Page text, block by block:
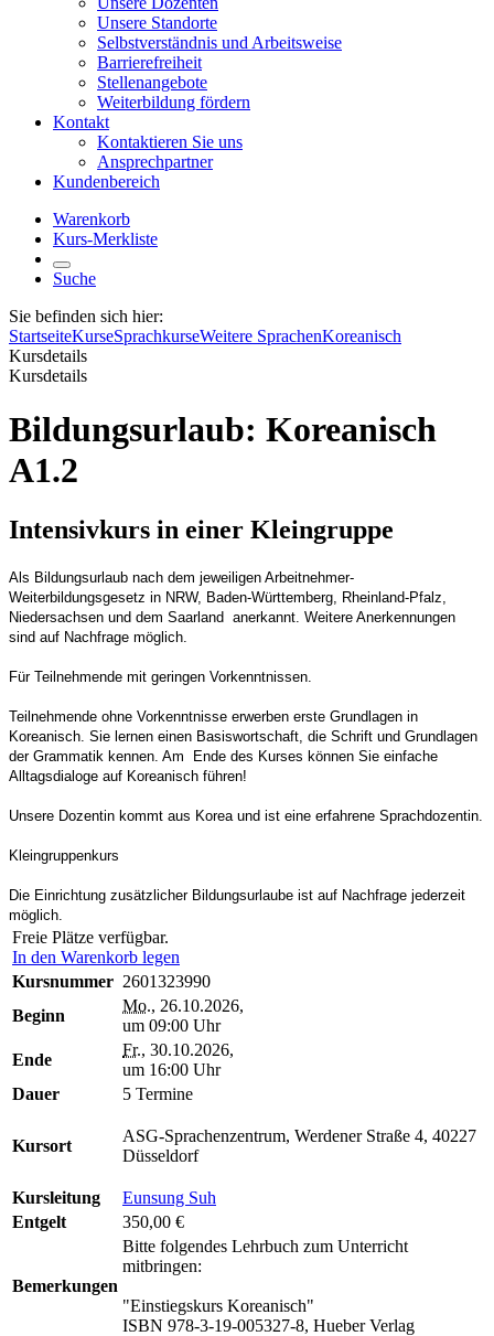
Unsere Standorte
Selbstverständnis und Arbeitsweise
Barrierefreiheit
Stellenangebote
Weiterbildung fördern
Kontakt
Kontaktieren Sie uns
Ansprechpartner
Kundenbereich
Warenkorb
Kurs-Merkliste
Suche
Sie befinden sich hier:
StartseiteKurseSprachkurseWeitere SprachenKoreanisch
Kursdetails
Kursdetails
Bildungsurlaub: Koreanisch
A1.2
Intensivkurs in einer Kleingruppe
Als Bildungsurlaub nach dem jeweiligen Arbeitnehmer-
Weiterbildungsgesetz in NRW, Baden-Württemberg, Rheinland-Pfalz,
Niedersachsen und dem Saarland anerkannt. Weitere Anerkennungen
sind auf Nachfrage möglich.
Für Teilnehmende mit geringen Vorkenntnissen.
Teilnehmende ohne Vorkenntnisse erwerben erste Grundlagen in
Koreanisch. Sie lernen einen Basiswortschaft, die Schrift und Grundlagen
der Grammatik kennen. Am Ende des Kurses können Sie einfache
Alltagsdialoge auf Koreanisch führen!
Unsere Dozentin kommt aus Korea und ist eine erfahrene Sprachdozentin.
Kleingruppenkurs
Die Einrichtung zusätzlicher Bildungsurlaube ist auf Nachfrage jederzeit
möglich.
Freie Plätze verfügbar.
In den Warenkorb legen
Kursnummer 2601323990
Beginn
Mo., 26.10.2026,
um 09:00 Uhr
Ende
Fr., 30.10.2026,
um 16:00 Uhr
Dauer
5 Termine
Kursort
ASG-Sprachenzentrum, Werdener Straße 4, 40227
Düsseldorf
Kursleitung
Eunsung Suh
Entgelt
350,00 €
Bemerkungen
Bitte folgendes Lehrbuch zum Unterricht
mitbringen:
"Einstiegskurs Koreanisch"
ISBN 978-3-19-005327-8, Hueber Verlag